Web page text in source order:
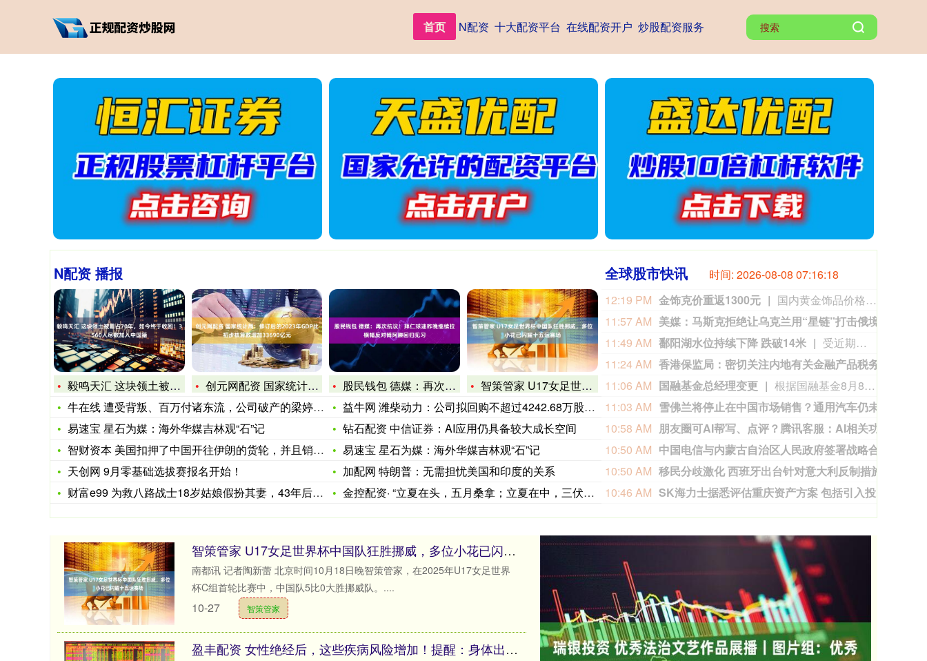
首页 N配资 十大配资平台 在线配资开户 炒股配资服务
N配资 播报
毅鸣天汇 这块领土被霸占70年，如今终于收回！3560人尽数
创元网配资 国家统计局：修订后的2023年GDP比初步核算数
牛在线 遭受背叛、百万付诸东流，公司破产的梁婷，现在被辛芷蕾
易速宝 星石为媒：海外华媒吉林观“石”记
智财资本 美国扣押了中国开往伊朗的货轮，并且销毁了货轮上的物
天创网 9月零基础选拔赛报名开始！
财富e99 为救八路战士18岁姑娘假扮其妻，43年后战士变将
股民钱包 德媒：再次抗议！拜仁球迷昨晚继续拉横幅反对博阿滕回
智策管家 U17女足世界杯中国队狂胜挪威，多位小花已闪耀十五
益牛网 潍柴动力：公司拟回购不超过4242.68万股公司股份
钻石配资 中信证券：AI应用仍具备较大成长空间
易速宝 星石为媒：海外华媒吉林观“石”记
加配网 特朗普：无需担忧美国和印度的关系
金控配资· “立夏在头，五月桑拿；立夏在中，三伏穿袄”，今年
全球股市快讯 时间: 2026-08-08 07:16:19
12:19 PM 金饰克价重返1300元
国内黄金饰品价格对比显示，国内多家品牌足金饰品价格重返1300元，其中周生生足金饰品报1315元/克，周大福报价1308元/克，老庙黄金报价1310元/克。
11:57 AM
11:49 AM 鄱阳湖水位持续下降 跌破14米
受近期持续高温天气影响，我国最大淡水湖鄱阳湖水位快速下降。截至8月8日8时，鄱阳湖标志性水文站星子站水位下降至13.97米，较昨日下降0.13米，鄱阳湖湖口站水位下降至13.84米，湖区两岸退水痕迹明显。（央视新闻）
11:24 AM
11:06 AM 国融基金总经理变更
根据国融基金8月8日公告，总经理毛灵俊因个人原因离任，总经理职位暂由张圆辉代任。根据国融基金安排，该公司董事会选举韩光华拟任公司总经理，待韩光华完成相关程序后履职。
11:03 AM
10:58 AM
10:50 AM
10:50 AM
10:46 AM
SK海力士据悉评估重庆资产方案 包括引入投资者
智策管家 U17女足世界杯中国队狂胜挪威，多位小花已闪耀十五运赛场
南都讯 记者陶新蕾 北京时间10月18日晚智策管家，在2025年U17女足世界
杯C组首轮比赛中，中国队5比0大胜挪威队。....
10-27 智策管家
盈丰配资 女性绝经后，这些疾病风险增加！提醒：身体出现5个异常，需警惕